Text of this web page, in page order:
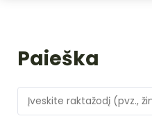
Paieška